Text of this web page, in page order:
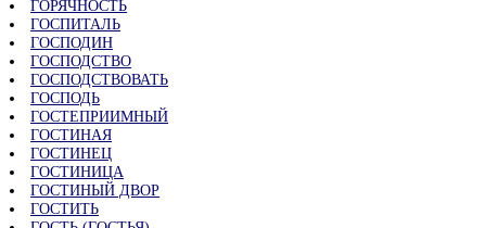
ГОРЯЧНОСТЬ
ГОСПИТАЛЬ
ГОСПОДИН
ГОСПОДСТВО
ГОСПОДСТВОВАТЬ
ГОСПОДЬ
ГОСТЕПРИИМНЫЙ
ГОСТИНАЯ
ГОСТИНЕЦ
ГОСТИНИЦА
ГОСТИНЫЙ ДВОР
ГОСТИТЬ